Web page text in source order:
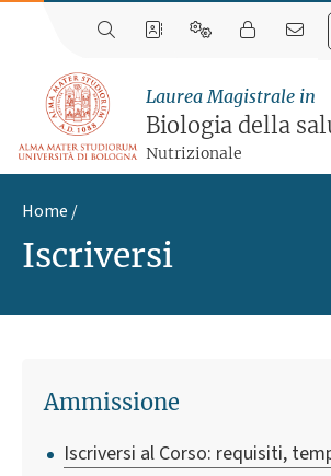
Laurea Magistrale in
Biologia della
Nutrizionale
Home
Iscriversi
Ammissione
Iscriversi al Corso: requisiti,